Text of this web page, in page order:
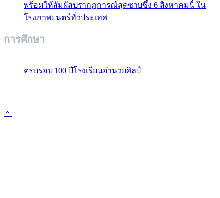
พร้อมให้สัมผัสปรากฏการณ์สุดซาบซึ้ง 6 สิงหาคมนี้ ใน
โรงภาพยนตร์ทั่วประเทศ
การศึกษา
ครบรอบ 100 ปีโรงเรียนอำนวยศิลป์